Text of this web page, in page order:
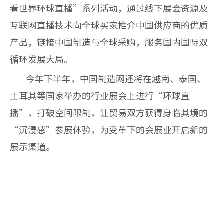
看世界环球直播”系列活动，通过线下展会资源及
互联网直播技术向全球买家推介中国供应商的优质
产品，链接中国制造与全球采购，服务国内国际双
循环发展大局。
今年下半年，中国制造网还将在越南、泰国、
土耳其等国家举办的行业展会上进行“环球直
播”，打破空间限制，让贸易双方获得身临其境的
“沉浸感”参展体验，为变革下的会展业开启新的
展示渠道。